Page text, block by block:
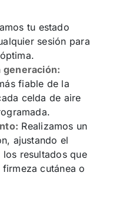
tu estado
sesión para
generación:
fiable de la
celda de aire
Realizamos un
ajustando el
los resultados que
cutánea o